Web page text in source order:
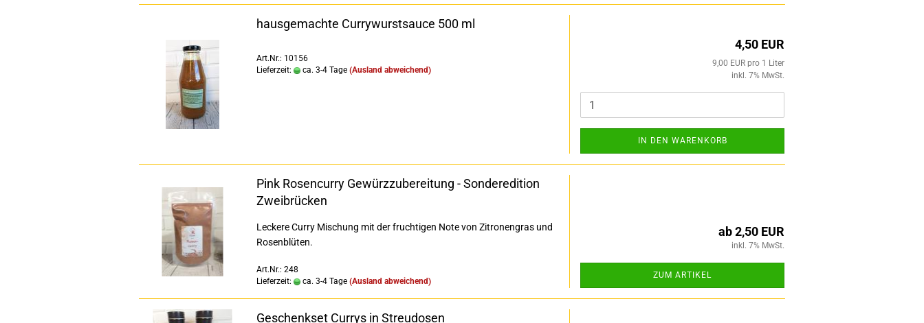
hausgemachte Currywurstsauce 500 ml
Art.Nr.: 10156
Lieferzeit:
ca. 3-4 Tage (Ausland abweichend)
4,50 EUR
9,00 EUR pro 1 Liter
inkl. 7% MwSt.
IN DEN WARENKORB
Pink Rosencurry Gewürzzubereitung - Sonderedition
Zweibrücken
Leckere Curry Mischung mit der fruchtigen Note von Zitronengras und
Rosenblüten.
Art.Nr.: 248
Lieferzeit:
ca. 3-4 Tage (Ausland abweichend)
ab 2,50 EUR
inkl. 7% MwSt.
ZUM ARTIKEL
Geschenkset Currys in Streudosen